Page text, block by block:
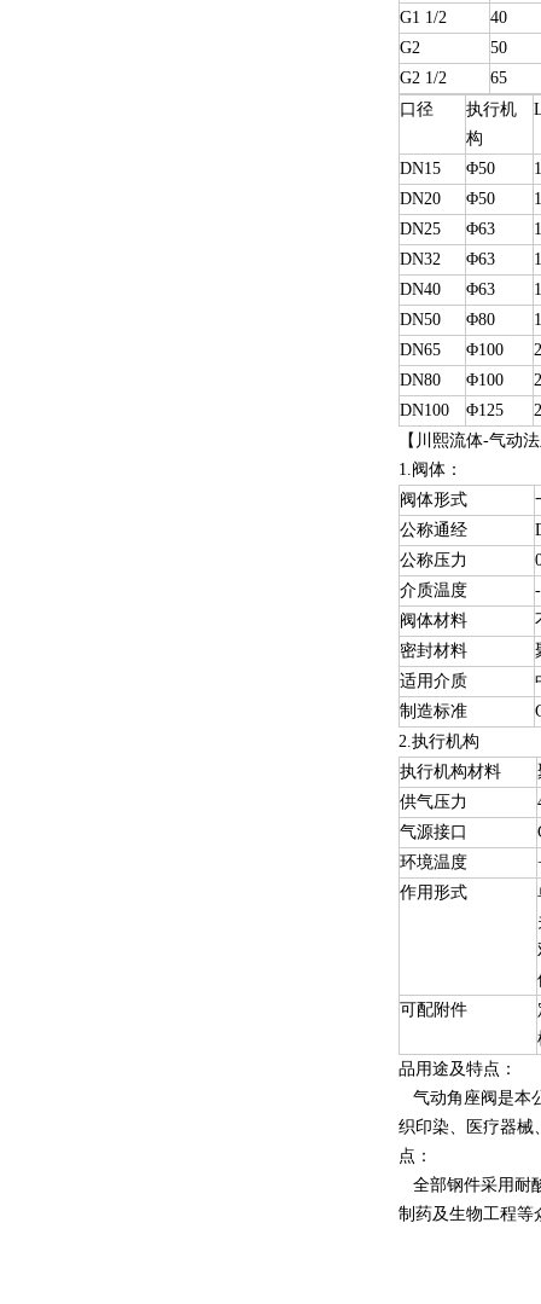
G1 1/2
40
G2
50
G2 1/2
65
口径
执行机
构
DN15 Φ50
DN20
Φ50
DN25
Φ63
DN32
Φ63
DN40
Φ63
DN50
Φ80
DN65
Φ100
DN80
Φ100
DN100
Φ125
【川熙流体-气动
1.阀体：
阀体形式
公称通经
公称压力
介质温度
阀体材料
密封材料
适用介质
制造标准
2.执行机构
执行机构材料
供气压力
气源接口
环境温度
作用形式
可配附件
品用途及特点：
气动角座阀是本
织印染、医疗器械
点：
全部钢件采用耐
制药及生物工程等